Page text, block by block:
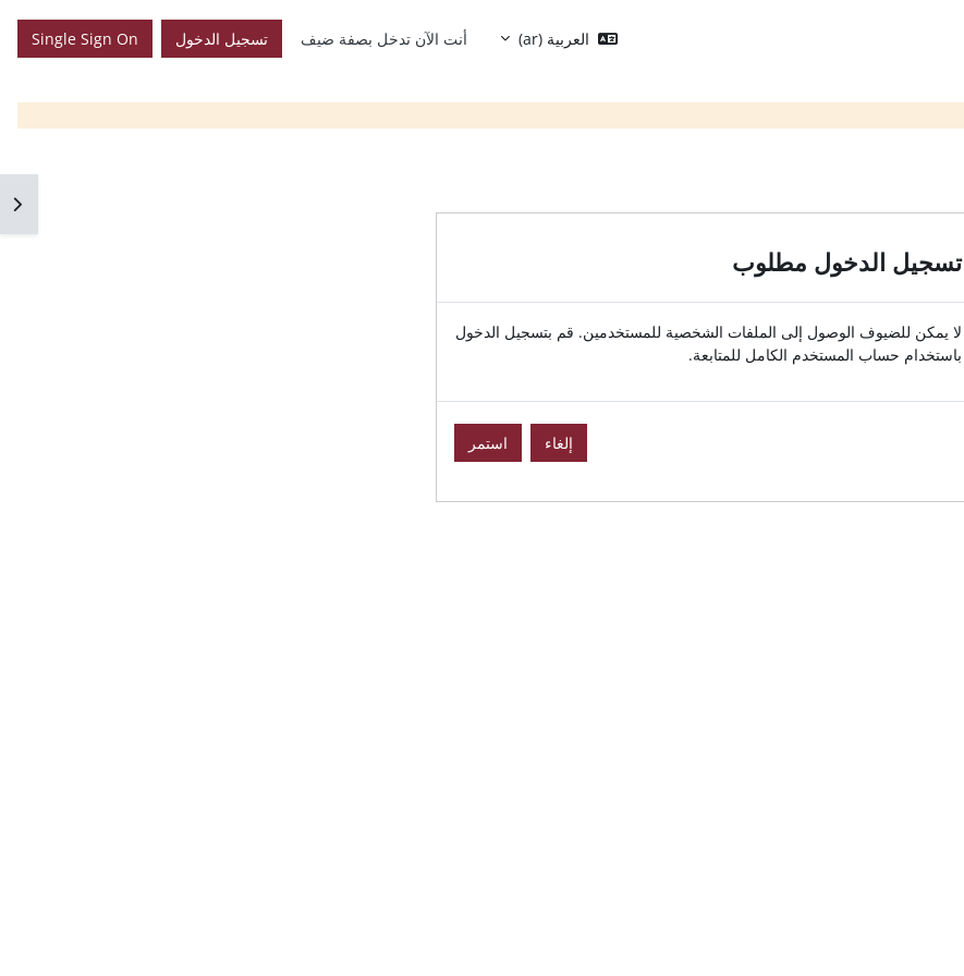
العربية ‎(ar)‎ أنت الآن تدخل بصفة ضيف تسجيل الدخول Single Sign On
تسجيل الدخول مطلوب
لا يمكن للضيوف الوصول إلى الملفات الشخصية للمستخدمين. قم بتسجيل الدخول
باستخدام حساب المستخدم الكامل للمتابعة.
إلغاء استمر